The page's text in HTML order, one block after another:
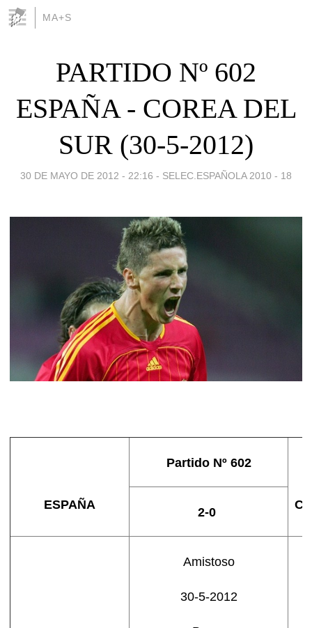
MA+S
PARTIDO Nº 602
ESPAÑA - COREA DEL
SUR (30-5-2012)
30 DE MAYO DE 2012 - 22:16 - SELEC.ESPAÑOLA 2010 - 18
ESPAÑA
Partido Nº 602
2-0
Amistoso
30-5-2012